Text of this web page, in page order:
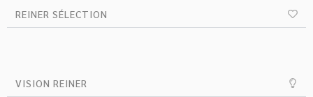
REINER SÉLECTION
VISION REINER